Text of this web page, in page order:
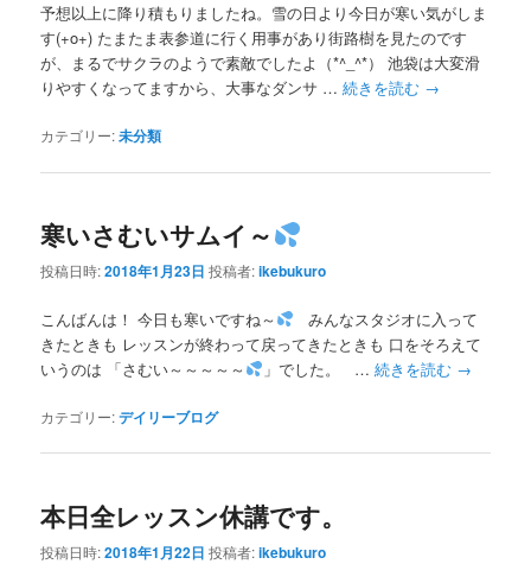
予想以上に降り積もりましたね。雪の日より今日が寒い気がしま
す(+o+) たまたま表参道に行く用事があり街路樹を見たのです
が、まるでサクラのようで素敵でしたよ（*^_^*） 池袋は大変滑
りやすくなってますから、大事なダンサ …続きを読む →
カテゴリー:未分類
寒いさむいサムイ～
投稿日時:2018年1月23日 投稿者:ikebukuro
こんばんは！ 今日も寒いですね～
みんなスタジオに入って
きたときも レッスンが終わって戻ってきたときも 口をそろえて
いうのは 「さむい～～～～～
」でした。 … 続きを読む →
カテゴリー:デイリーブログ
本日全レッスン休講です。
投稿日時:2018年1月22日 投稿者:ikebukuro